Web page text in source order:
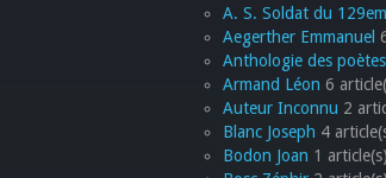
A. S. Soldat du
Aegerther Emmanuel
Anthologie des
Armand Léon 6
Auteur Inconnu 2
Blanc Joseph 4
Bodon Joan 1